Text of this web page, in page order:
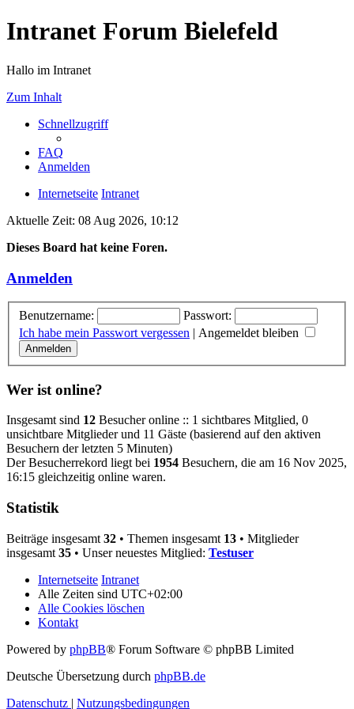
Intranet Forum Bielefeld
Hallo im Intranet
Zum Inhalt
Schnellzugriff
FAQ
Anmelden
Internetseite Intranet
Aktuelle Zeit: 08 Aug 2026, 10:12
Dieses Board hat keine Foren.
Anmelden
Benutzername:
Passwort:
Ich habe mein Passwort vergessen | Angemeldet bleiben
Wer ist online?
Insgesamt sind 12 Besucher online :: 1 sichtbares Mitglied, 0
unsichtbare Mitglieder und 11 Gäste (basierend auf den aktiven
Besuchern der letzten 5 Minuten)
Der Besucherrekord liegt bei 1954 Besuchern, die am 16 Nov 2025,
16:15 gleichzeitig online waren.
Statistik
Beiträge insgesamt 32 • Themen insgesamt 13 • Mitglieder
insgesamt 35 • Unser neuestes Mitglied: Testuser
Internetseite Intranet
Alle Zeiten sind UTC+02:00
Alle Cookies löschen
Kontakt
Powered by phpBB® Forum Software © phpBB Limited
Deutsche Übersetzung durch phpBB.de
Datenschutz | Nutzungsbedingungen